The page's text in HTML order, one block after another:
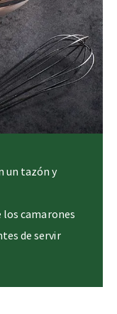
un tazón y
los camarones
de servir